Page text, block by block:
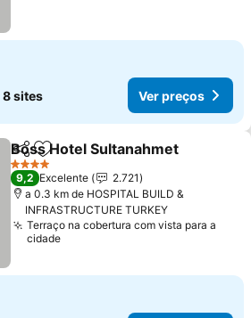
8 sites Ver preços
PartilharAdicionar aos favoritos
Boss Hotel Sultanahmet
4 Estrelas
9,2 Excelente
2.721
a 0.3 km de HOSPITAL BUILD &
INFRASTRUCTURE TURKEY
Terraço na cobertura com vista para a
cidade